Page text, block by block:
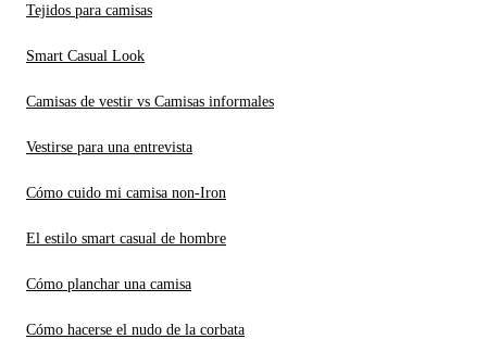
Tejidos para camisas
Smart Casual Look
Camisas de vestir vs Camisas informales
Vestirse para una entrevista
Cómo cuido mi camisa non-Iron
El estilo smart casual de hombre
Cómo planchar una camisa
Cómo hacerse el nudo de la corbata